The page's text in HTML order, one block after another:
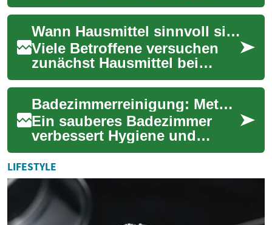
dabei, besser zu hören, sich
sicherer zu fühlen und am
Alltag teilzune...
Wann Hausmittel sinnvoll sind und wann professionelle Versorgung nötig wird
Viele Betroffene versuchen
zunächst Hausmittel bei
Nagelpilz. Dieser kurze
Überblick erläutert, unter
welchen Bedingu...
Badezimmerreinigung: Methoden, Schutz und Kosten im Überblick
Ein sauberes Badezimmer
verbessert Hygiene und
Wohnqualität. Dieser Artikel
erklärt praxisnahe
Reinigungsmethoden, ge...
LIFESTYLE